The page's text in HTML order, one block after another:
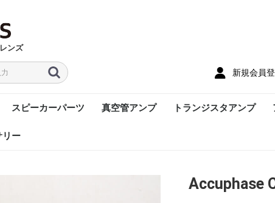
ンズ
新規会員
スピーカーパーツ 真空管アンプ トランジスタアンプ
リー
Accuphase